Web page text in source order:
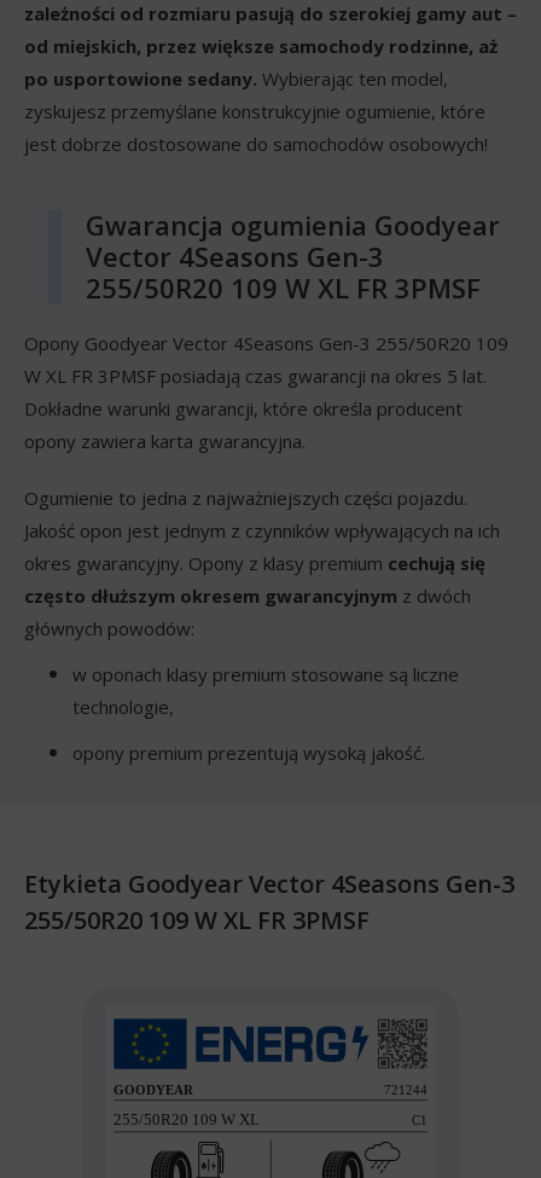
zależności od rozmiaru pasują do szerokiej gamy aut –
od miejskich, przez większe samochody rodzinne, aż
po usportowione sedany. Wybierając ten model,
zyskujesz przemyślane konstrukcyjnie ogumienie, które
jest dobrze dostosowane do samochodów osobowych!
Gwarancja ogumienia Goodyear
Vector 4Seasons Gen-3
255/50R20 109 W XL FR 3PMSF
Opony Goodyear Vector 4Seasons Gen-3 255/50R20 109
W XL FR 3PMSF posiadają czas gwarancji na okres 5 lat.
Dokładne warunki gwarancji, które określa producent
opony zawiera karta gwarancyjna.
Ogumienie to jedna z najważniejszych części pojazdu.
Jakość opon jest jednym z czynników wpływających na ich
okres gwarancyjny. Opony z klasy premium cechują się
często dłuższym okresem gwarancyjnym z dwóch
głównych powodów:
w oponach klasy premium stosowane są liczne
technologie,
opony premium prezentują wysoką jakość.
Etykieta Goodyear Vector 4Seasons Gen-3
255/50R20 109 W XL FR 3PMSF